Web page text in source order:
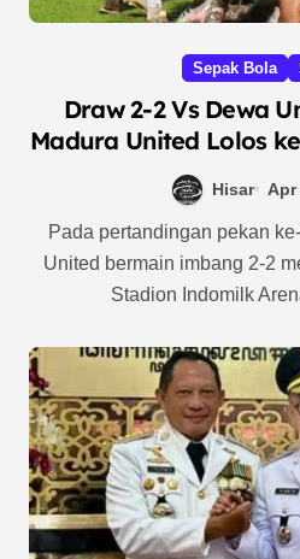
Sepak Bola
Draw 2-2 Vs Dewa
Madura United Lolos
Hisar Apr
Pada pertandingan pekan ke-33 BRI Liga 1, Madura
United bermain imbang 2-2
Stadion Indomilk